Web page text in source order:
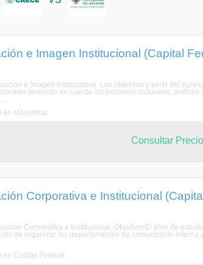
e Imagen Institucional (Capital
e Imagen Institucional. Los objetivos y perfil del
teniendo en cuenta los procesos culturales, polticos
en Monserrat
Consultar Precio
Corporativa e Institucional
Corporativa e Institucional. ObjetivosEl plan de
de organizar los departamentos de comunicacin interna
Capital Federal